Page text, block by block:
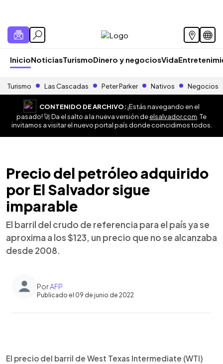
InicioNoticiasTurismoDinero y negociosVida
Turismo Las Cascadas Peter Parker Nativos Negocios
CONTENIDO DE ARCHIVO:¡Estás navegando en el
pasado! 🚀 Da el salto a la nueva versión deelsalvador.com . Te
invitamos a visitar el nuevo portal país donde coincidimos todos.
Precio del petróleo adquirido
por El Salvador sigue
imparable
El barril del crudo de referencia para el país ya se
aproxima a los $123, un precio que no se alcanzaba
desde 2008.
PorAFP
Publicado el 09 de junio de 2022
► Escuchar artículo
El precio del barril de West Texas Intermediate (WTI)